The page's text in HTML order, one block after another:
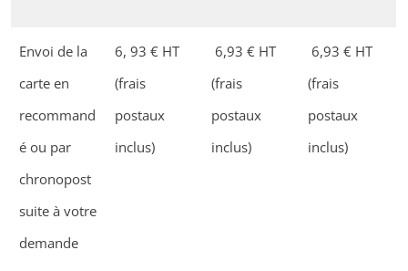
Envoi de la
carte en
recommand
é ou par
chronopost
suite à votre
demande
6, 93 € HT
(frais
postaux
inclus)
6,93 € HT
(frais
postaux
inclus)
6,93 € HT
(frais
postaux
inclus)